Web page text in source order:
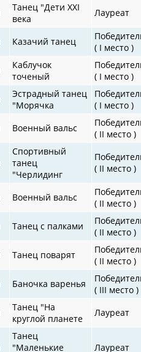
Танец "Дети XXI
века
Лауреат
Казачий танец
( I место )
Каблучок
точеный
( I место )
Эстрадный танец
"Морячка
( I место )
Военный вальс
( II место )
Спортивный
танец
"Черлидинг
( II место )
Военный вальс
( II место )
Танец с палками
( II место )
Танец поварят
( II место )
Баночка варенья
( III место )
Танец "На
круглой планете
Лауреат
Танец
"Маленькие
Лауреат